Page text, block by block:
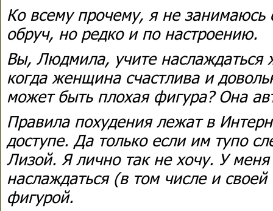
Ко всему прочему, я не занимаюсь
обруч, но редко и по настроению.
Вы, Людмила, учите наслаждаться
когда женщина счастлива и
может быть плохая фигура? Она
Правила похудения лежат в
доступе. Да только если им тупо
Лизой. Я лично так не хочу. У
наслаждаться (в том числе и
фигурой.